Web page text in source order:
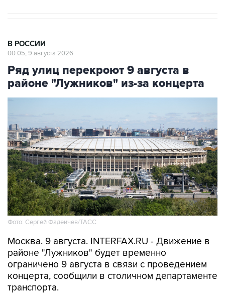
В РОССИИ
00:05, 9 августа 2026
Ряд улиц перекроют 9 августа в
районе "Лужников" из-за концерта
Фото: Сергей Фадеичев/ТАСС
Москва. 9 августа. INTERFAX.RU - Движение в
районе "Лужников" будет временно
ограничено 9 августа в связи с проведением
концерта, сообщили в столичном департаменте
транспорта.